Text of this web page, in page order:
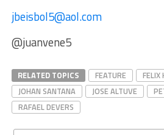
jbeisbol5@aol.com
@juanvene5
RELATED TOPICS FEATURE
FELIX
JOHAN SANTANA
JOSE ALTUVE
RAFAEL DEVERS